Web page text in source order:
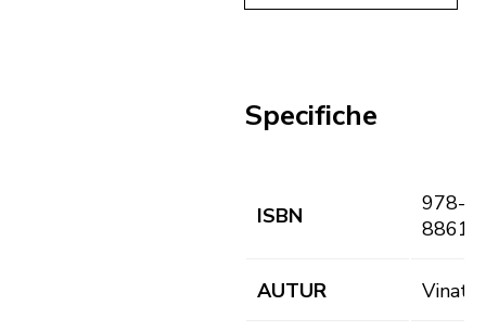
Specifiche
ISBN
978-
AUTUR Vinati,